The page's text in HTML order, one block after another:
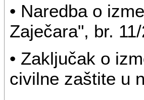
• Naredba o
Zaječara", br.
• Zaključak o
civilne zaštite u